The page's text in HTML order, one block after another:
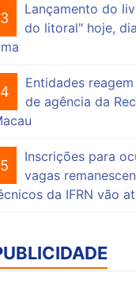
3
Lançamento do
do litoral" hoje,
4
Entidades
de agência da
5
Inscrições para
vagas
da IFRN vão